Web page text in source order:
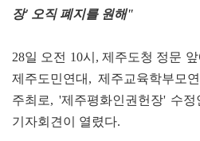
장' 오직 폐지를 원해"
28일 오전 10시, 제주도청 정문
제주도민연대, 제주교육학부모
주최로, '제주평화인권헌장' 수
기자회견이 열렸다.